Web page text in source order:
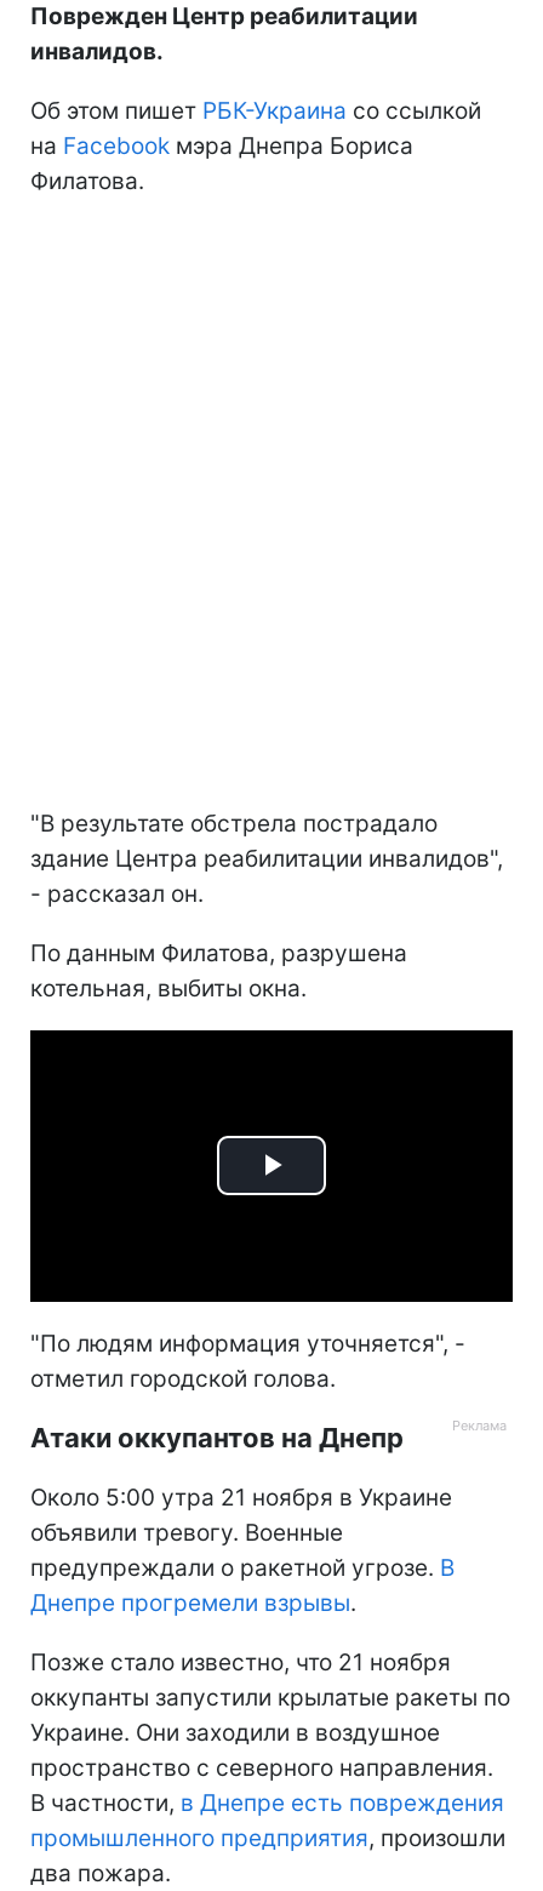
Поврежден Центр реабилитации
инвалидов.
Об этом пишет РБК-Украина со ссылкой
на Facebook мэра Днепра Бориса
Филатова.
"В результате обстрела пострадало
здание Центра реабилитации инвалидов",
- рассказал он.
По данным Филатова, разрушена
котельная, выбиты окна.
Play
"По людям информация уточняется", -
отметил городской голова.
Атаки оккупантов на Днепр
Около 5:00 утра 21 ноября в Украине
объявили тревогу. Военные
предупреждали о ракетной угрозе. В
Днепре прогремели взрывы.
Позже стало известно, что 21 ноября
оккупанты запустили крылатые ракеты по
Украине. Они заходили в воздушное
пространство с северного направления.
В частности, в Днепре есть повреждения
промышленного предприятия, произошли
два пожара.